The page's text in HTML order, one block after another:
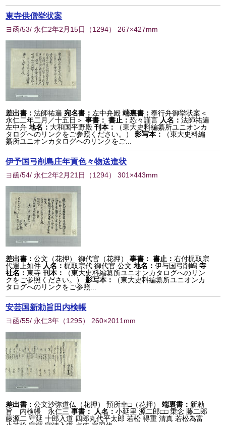
東寺供僧挙状案
ヨ函/53/ 永仁2年2月15日 （1294） 267×427mm
差出書：法師祐遍 宛名書： 左中弁殿 端裏書：奉行弁御挙状案＜
永仁二年二月／十五日＞ 事書： 書止：恐々謹言 人名：法師祐遍
左中弁 地名： 大和国平野殿 刊本：
（東大史料編纂所ユニオンカ
タログへのリンクをご参照ください。）
影写本：
（東大史料編
纂所ユニオンカタログへのリンクをご...
伊予国弓削島庄年貢色々物送進状
ヨ函/54/ 永仁2年2月21日 （1294） 301×443mm
差出書：公文（花押） 御代官（花押） 事書： 書止：右付梶取宗
代運上如件 人名：梶取宗代 御代官 公文 地名：伊与国弓削嶋 寺
社名：東寺 刊本：
（東大史料編纂所ユニオンカタログへのリン
クをご参照ください。）
影写本：
（東大史料編纂所ユニオンカ
タログへのリンクをご参照...
安芸国新勅旨田内検帳
ヨ函/55/ 永仁3年 （1295） 260×2011mm
差出書：公文沙弥道仏（花押） 預所幸□（花押） 端裏書： 新勅
旨 内検帳 永仁三 事書： 人名：小延里 源二郎□□ 乗念 藤二郎
藤源二 守延 十郎入道 四郎丸代平太郎 若松 得重 清真 若松為富